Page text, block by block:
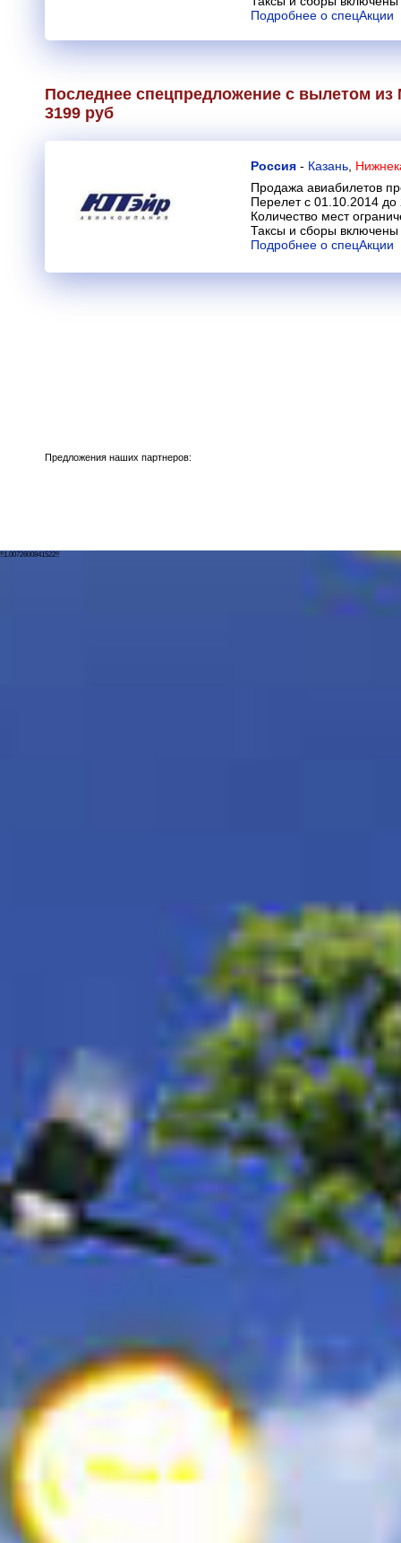
Подробнее о спецАкции
Последнее спецпредложение с вылетом
3199 руб
Россия - Казань
Продажа авиабилетов
Перелет с 01.10.2014 до
Количество мест
Таксы и сборы включены
Подробнее о спецАкции
Предложения наших партнеров:
!!1.0072600841522!!